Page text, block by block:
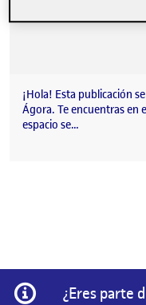
¡Hola! Esta publicación
Ágora. Te encuentras en
espacio se…
Información
¿Eres parte